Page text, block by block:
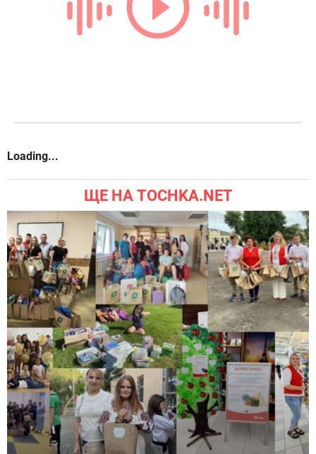
Loading...
ЩЕ НА TOCHKA.NET